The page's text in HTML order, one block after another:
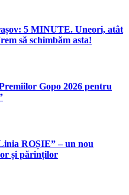
5 MINUTE. Uneori, atât
să schimbăm asta!
Gopo 2026 pentru
ROȘIE” – un nou
și părinților